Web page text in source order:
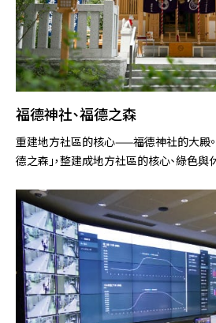
福德神社、福德之森
重建地方社區的核心——福德神社的大殿
德之森」，整建成地方社區的核心、綠色與